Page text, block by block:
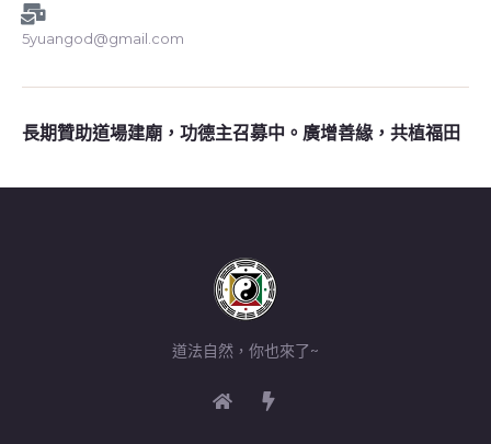
5yuangod@gmail.com
長期贊助道場建廟，功德主召募中。廣增善緣，共植福田
道法自然，你也來了~